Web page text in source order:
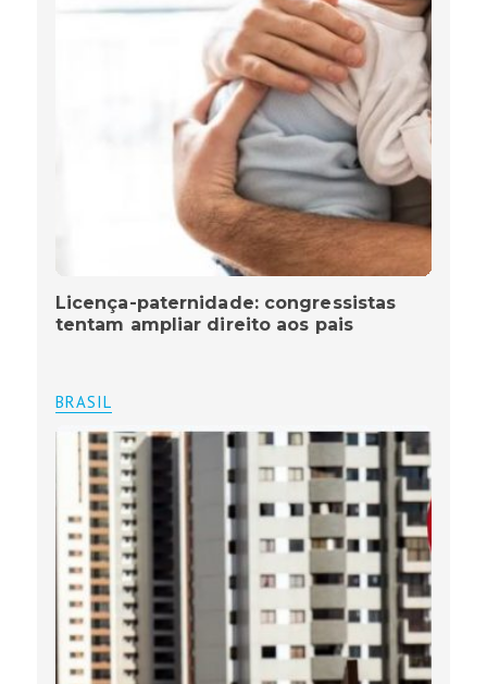
Licença-paternidade: congressistas
tentam ampliar direito aos pais
BRASIL